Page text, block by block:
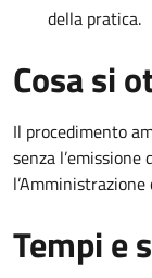
della pratica.
Cosa si
Il procedimento
senza
Tempi e